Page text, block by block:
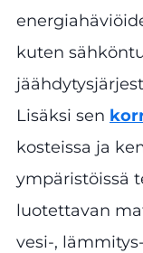
kuten
Lisäksi sen
kosteissa ja
ympäristöissä
luotettavan
vesi-,